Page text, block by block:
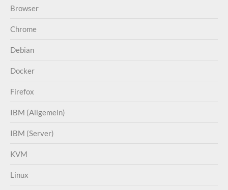
Browser
Chrome
Debian
Docker
Firefox
IBM (Allgemein)
IBM (Server)
KVM
Linux